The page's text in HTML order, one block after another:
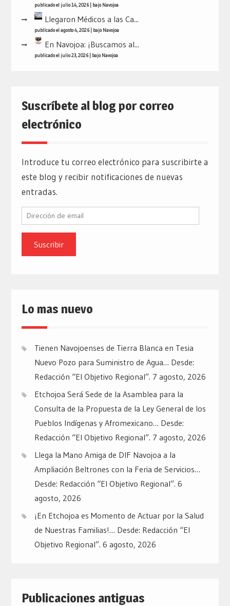
publicado el julio 14, 2026| bajo Navojoa
Llegaron Médicos a las Ca...
publicado el agosto 4, 2026| bajo Navojoa
En Navojoa: ¡Buscamos al...
publicado el julio 23, 2026| bajo Navojoa
Suscríbete al blog por correo
electrónico
Introduce tu correo electrónico para suscribirte a
este blog y recibir notificaciones de nuevas
entradas.
Dirección
email
Lo mas nuevo
Tienen Navojoenses de Tierra Blanca en Tesia
Nuevo Pozo para Suministro de Agua… Desde:
Redacción “El Objetivo Regional”. 7 agosto, 2026
Etchojoa Será Sede de la Asamblea para la
Consulta de la Propuesta de la Ley General de los
Pueblos Indígenas y Afromexicano… Desde:
Redacción “El Objetivo Regional”. 7 agosto, 2026
Llega la Mano Amiga de DIF Navojoa a la
Ampliación Beltrones con la Feria de Servicios…
Desde: Redacción “El Objetivo Regional”. 6
agosto, 2026
¡En Etchojoa es Momento de Actuar por la Salud
de Nuestras Familias!… Desde: Redacción “El
Objetivo Regional”. 6 agosto, 2026
Publicaciones antiguas